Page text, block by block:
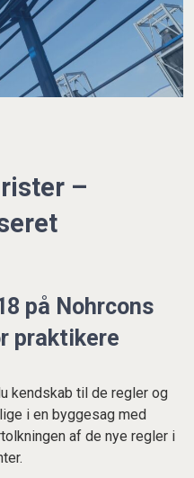
–
på Nohrcons
praktikere
kendskab til de regler og
i en byggesag med
af de nye regler i